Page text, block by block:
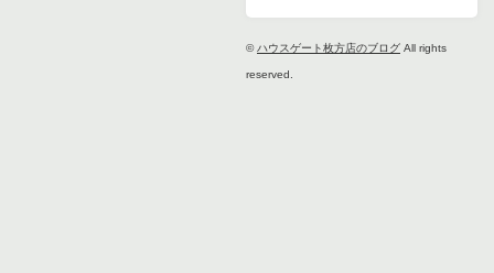
©ハウスゲート枚方店のブログ All rights
reserved.